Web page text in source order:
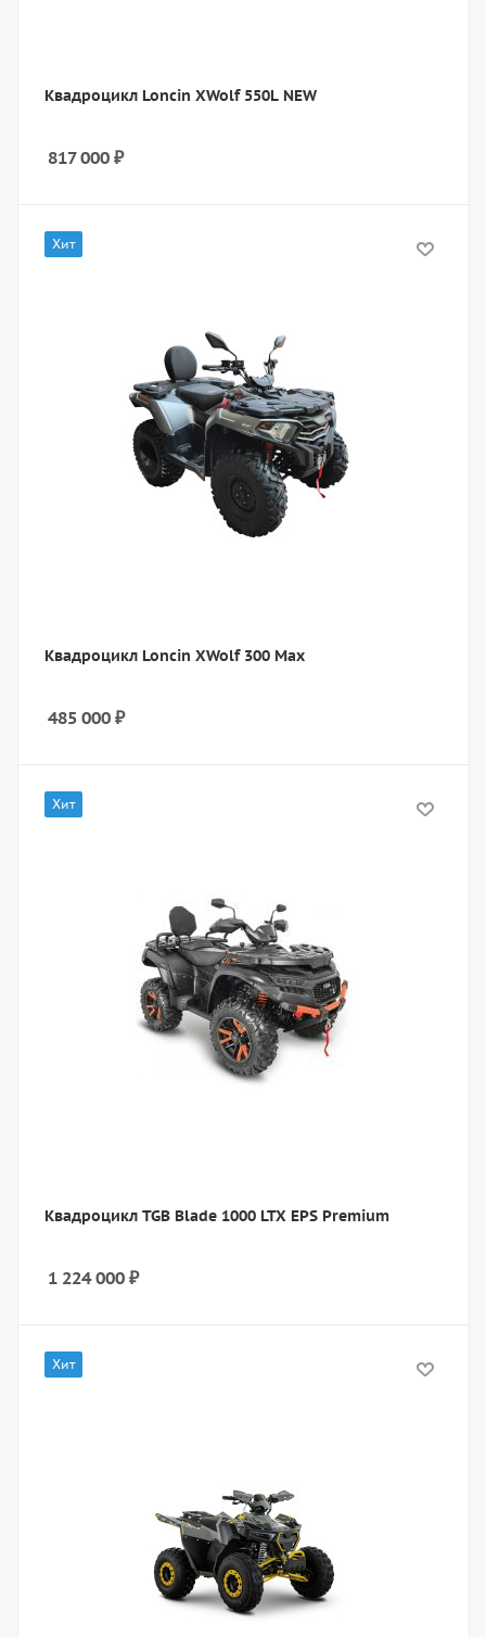
Квадроцикл Loncin XWolf 550L NEW
817 000 ₽
Хит
Квадроцикл Loncin XWolf 300 Max
485 000 ₽
Хит
Квадроцикл TGB Blade 1000 LTX EPS Premium
1 224 000 ₽
Хит